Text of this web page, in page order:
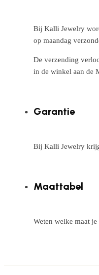
Bij Kalli Jewelry
op maandag
De verzending
in de winkel aan de
Garantie
Bij Kalli Jewelry
Maattabel
Weten welke maat